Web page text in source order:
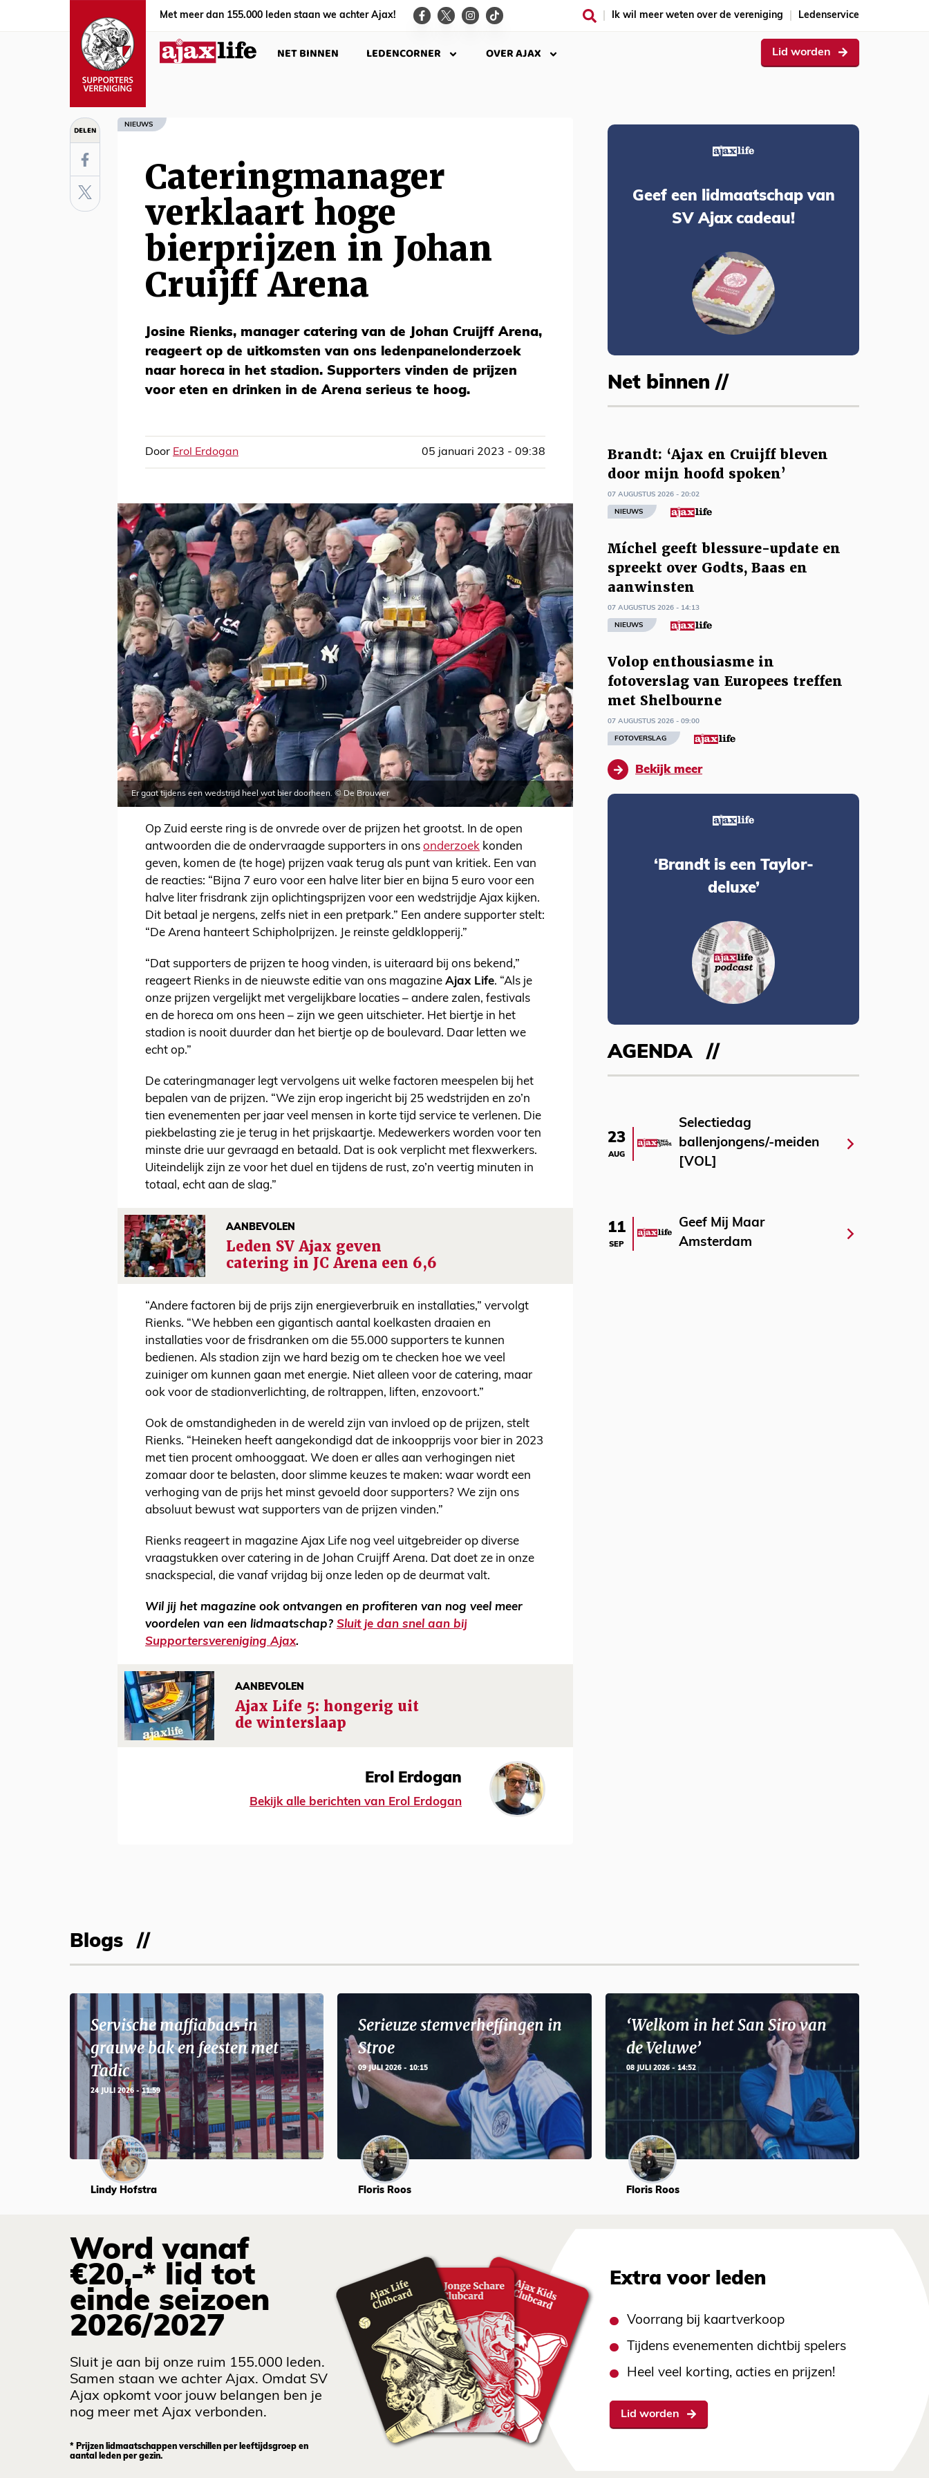
Met meer dan 155.000 leden staan we achter Ajax! Ik wil meer weten over de vereniging Ledenservice
NET BINNEN LEDENCORNER OVER AJAX Lid worden
DELEN NIEUWS
Cateringmanager
verklaart hoge
bierprijzen in Johan
Cruijff Arena
Josine Rienks, manager catering van de Johan Cruijff Arena,
reageert op de uitkomsten van ons ledenpanelonderzoek
naar horeca in het stadion. Supporters vinden de prijzen
voor eten en drinken in de Arena serieus te hoog.
Door Erol Erdogan 05 januari 2023 - 09:38
Er gaat tijdens een wedstrijd heel wat bier doorheen. © De Brouwer
Op Zuid eerste ring is de onvrede over de prijzen het grootst. In de open
antwoorden die de ondervraagde supporters in ons onderzoek konden
geven, komen de (te hoge) prijzen vaak terug als punt van kritiek. Een van
de reacties: “Bijna 7 euro voor een halve liter bier en bijna 5 euro voor een
halve liter frisdrank zijn oplichtingsprijzen voor een wedstrijdje Ajax kijken.
Dit betaal je nergens, zelfs niet in een pretpark.” Een andere supporter stelt:
“De Arena hanteert Schipholprijzen. Je reinste geldklopperij.”
“Dat supporters de prijzen te hoog vinden, is uiteraard bij ons bekend,”
reageert Rienks in de nieuwste editie van ons magazine Ajax Life. “Als je
onze prijzen vergelijkt met vergelijkbare locaties – andere zalen, festivals
en de horeca om ons heen – zijn we geen uitschieter. Het biertje in het
stadion is nooit duurder dan het biertje op de boulevard. Daar letten we
echt op.”
De cateringmanager legt vervolgens uit welke factoren meespelen bij het
bepalen van de prijzen. “We zijn erop ingericht bij 25 wedstrijden en zo’n
tien evenementen per jaar veel mensen in korte tijd service te verlenen. Die
piekbelasting zie je terug in het prijskaartje. Medewerkers worden voor ten
minste drie uur gevraagd en betaald. Dat is ook verplicht met flexwerkers.
Uiteindelijk zijn ze voor het duel en tijdens de rust, zo’n veertig minuten in
totaal, echt aan de slag.”
AANBEVOLEN
Leden SV Ajax geven
catering in JC Arena een 6,6
“Andere factoren bij de prijs zijn energieverbruik en installaties,” vervolgt
Rienks. “We hebben een gigantisch aantal koelkasten draaien en
installaties voor de frisdranken om die 55.000 supporters te kunnen
bedienen. Als stadion zijn we hard bezig om te checken hoe we veel
zuiniger om kunnen gaan met energie. Niet alleen voor de catering, maar
ook voor de stadionverlichting, de roltrappen, liften, enzovoort.”
Ook de omstandigheden in de wereld zijn van invloed op de prijzen, stelt
Rienks. “Heineken heeft aangekondigd dat de inkoopprijs voor bier in 2023
met tien procent omhooggaat. We doen er alles aan verhogingen niet
zomaar door te belasten, door slimme keuzes te maken: waar wordt een
verhoging van de prijs het minst gevoeld door supporters? We zijn ons
absoluut bewust wat supporters van de prijzen vinden.”
Rienks reageert in magazine Ajax Life nog veel uitgebreider op diverse
vraagstukken over catering in de Johan Cruijff Arena. Dat doet ze in onze
snackspecial, die vanaf vrijdag bij onze leden op de deurmat valt.
Wil jij het magazine ook ontvangen en profiteren van nog veel meer
voordelen van een lidmaatschap? Sluit je dan snel aan bij
Supportersvereniging Ajax.
AANBEVOLEN
Ajax Life 5: hongerig uit
de winterslaap
Erol Erdogan
Bekijk alle berichten van Erol Erdogan
Geef een lidmaatschap van
SV Ajax cadeau!
Net binnen //
Brandt: ‘Ajax en Cruijff bleven
door mijn hoofd spoken’
07 AUGUSTUS 2026 - 20:02
NIEUWS
Míchel geeft blessure-update en
spreekt over Godts, Baas en
aanwinsten
07 AUGUSTUS 2026 - 14:13
NIEUWS
Volop enthousiasme in
fotoverslag van Europees treffen
met Shelbourne
07 AUGUSTUS 2026 - 09:00
FOTOVERSLAG
Bekijk meer
‘Brandt is een Taylor-
deluxe’
AGENDA
23
AUG
Selectiedag
ballenjongens/-meiden
[VOL]
11
SEP
Geef Mij Maar
Amsterdam
Blogs
Servische maffiabaas in
grauwe bak en feesten met
Tadic
24 JULI 2026 - 11:59
Lindy Hofstra
Serieuze stemverheffingen in
Stroe
09 JULI 2026 - 10:15
Floris Roos
‘Welkom in het San Siro van
de Veluwe’
08 JULI 2026 - 14:52
Floris Roos
Word vanaf
€20,-* lid tot
einde seizoen
2026/2027
Sluit je aan bij onze ruim 155.000 leden.
Samen staan we achter Ajax. Omdat SV
Ajax opkomt voor jouw belangen ben je
nog meer met Ajax verbonden.
* Prijzen lidmaatschappen verschillen per leeftijdsgroep en
aantal leden per gezin.
Extra voor leden
Voorrang bij kaartverkoop
Tijdens evenementen dichtbij spelers
Heel veel korting, acties en prijzen!
Lid worden